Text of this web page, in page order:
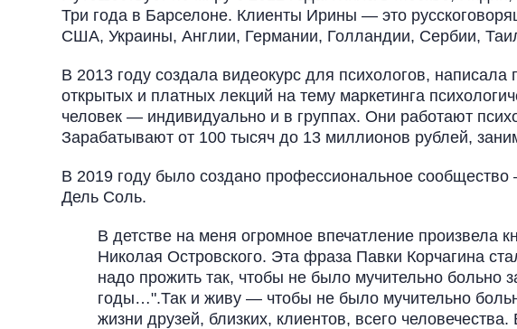
Три года в Барселоне. Клиенты Ирины — это
США, Украины, Англии, Германии, Голландии, Сербии,
В 2013 году создала видеокурс для психологов, написала
открытых и платных лекций на тему маркетинга
человек — индивидуально и в группах. Они работают
Зарабатывают от 100 тысяч до 13 миллионов рублей,
В 2019 году было создано профессиональное
Дель Соль.
В детстве на меня огромное впечатление произвела
Николая Островского. Эта фраза Павки Корчагина
надо прожить так, чтобы не было мучительно больно
годы…".Так и живу — чтобы не было мучительно
жизни друзей, близких, клиентов, всего